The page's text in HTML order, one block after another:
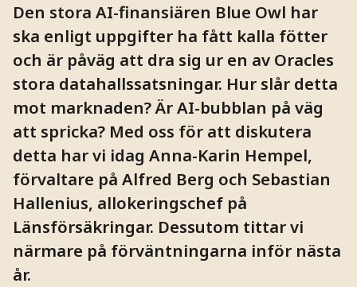
Den stora AI-finansiären Blue Owl har
ska enligt uppgifter ha fått kalla fötter
och är påväg att dra sig ur en av Oracles
stora datahallssatsningar. Hur slår detta
mot marknaden? Är AI-bubblan på väg
att spricka? Med oss för att diskutera
detta har vi idag Anna-Karin Hempel,
förvaltare på Alfred Berg och Sebastian
Hallenius, allokeringschef på
Länsförsäkringar. Dessutom tittar vi
närmare på förväntningarna inför nästa
år.